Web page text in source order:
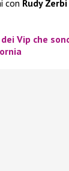
con Rudy Zerbi
dei Vip che